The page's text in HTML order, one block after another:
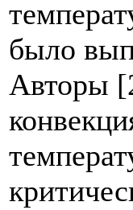
было
Авторы